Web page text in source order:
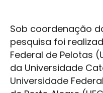
Sob coordenação
pesquisa foi
Federal de Pelotas
da Universidade
Universidade